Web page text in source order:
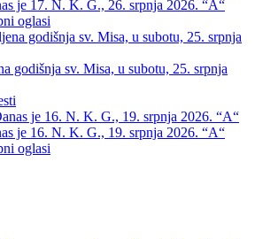
je 17. N. K. G., 26. srpnja 2026. “A“
oglasi
godišnja sv. Misa, u subotu, 25. srpnja
je 16. N. K. G., 19. srpnja 2026. “A“
oglasi